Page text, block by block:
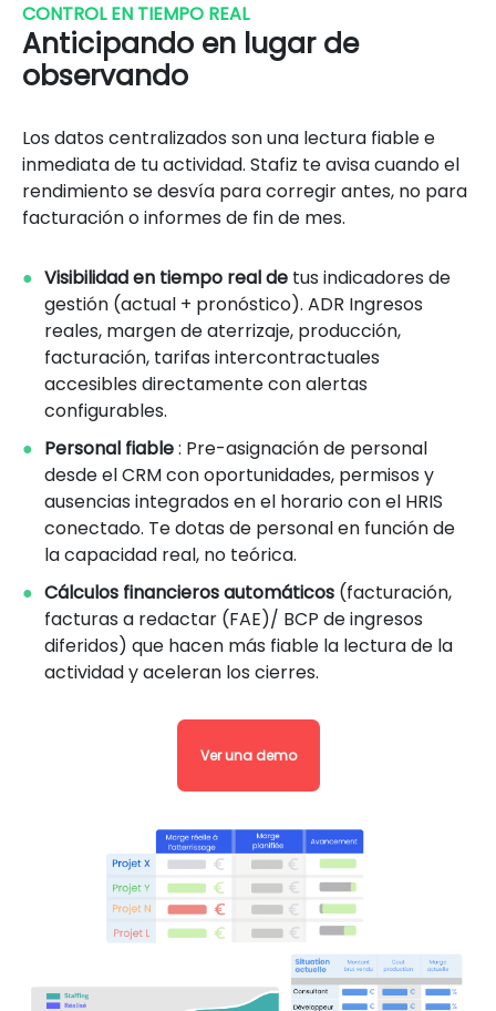
CONTROL EN TIEMPO REAL
Anticipando en lugar de
observando
Los datos centralizados son una lectura fiable e
inmediata de tu actividad. Stafiz te avisa cuando el
rendimiento se desvía para corregir antes, no para
facturación o informes de fin de mes.
Visibilidad en tiempo real de tus indicadores de
gestión (actual + pronóstico). ADR Ingresos
reales, margen de aterrizaje, producción,
facturación, tarifas intercontractuales
accesibles directamente con alertas
configurables.
Personal fiable: Pre-asignación de personal
desde el CRM con oportunidades, permisos y
ausencias integrados en el horario con el HRIS
conectado. Te dotas de personal en función de
la capacidad real, no teórica.
Cálculos financieros automáticos (facturación,
facturas a redactar (FAE)/ BCP de ingresos
diferidos) que hacen más fiable la lectura de la
actividad y aceleran los cierres.
Ver una demo